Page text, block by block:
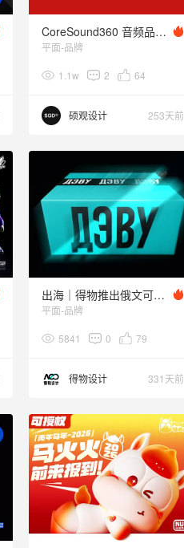
CoreSound360 音频品牌设计
平面-品牌
1.1w 2 64
硕观设计 253天前
出海｜得物推出俄文可变字体设计
平面-品牌
5841 0 79
得物设计 331天前